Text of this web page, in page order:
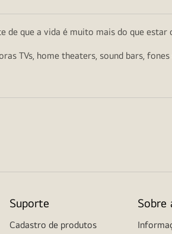
de que a vida é muito mais do que
TVs, home theaters, sound bars,
Suporte
Cadastro de produtos
Sobre